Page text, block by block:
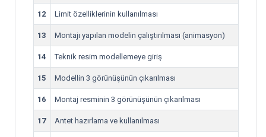
12 Limit özelliklerinin kullanılması
13 Montajı yapılan modelin çalıştırılması (animasyon)
14 Teknik resim modellemeye giriş
15 Modellin 3 görünüşünün çıkarılması
16 Montaj resminin 3 görünüşünün çıkarılması
17 Antet hazırlama ve kullanılması